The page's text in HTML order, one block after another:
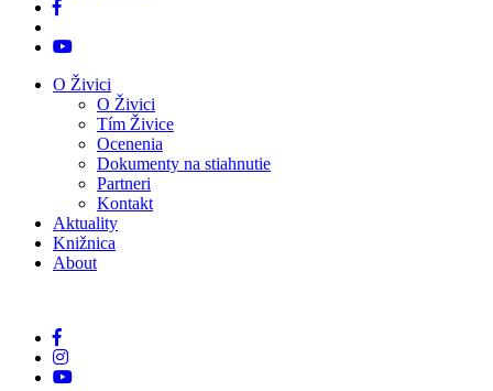
O Živici
O Živici
Tím Živice
Ocenenia
Dokumenty na stiahnutie
Partneri
Kontakt
Aktuality
Knižnica
About